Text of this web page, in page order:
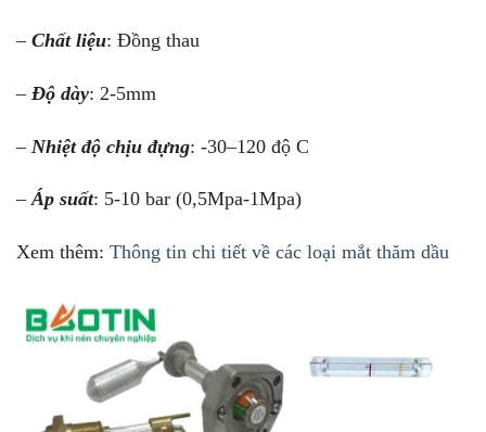
– Chất liệu: Đồng thau
– Độ dày: 2-5mm
– Nhiệt độ chịu đựng: -30–120 độ C
–Áp suất: 5-10 bar (0,5Mpa-1Mpa)
Xem thêm: Thông tin chi tiết về các loại mắt thăm dầu